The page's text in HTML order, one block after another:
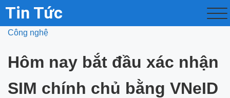
Tin Tức
Công nghệ
Hôm nay bắt đầu xác nhận
SIM chính chủ bằng VNeID